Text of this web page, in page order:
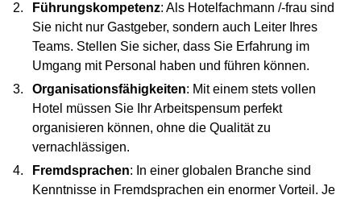
Führungskompetenz: Als Hotelfachmann /-frau sind
Sie nicht nur Gastgeber, sondern auch Leiter Ihres
Teams. Stellen Sie sicher, dass Sie Erfahrung im
Umgang mit Personal haben und führen können.
Organisationsfähigkeiten: Mit einem stets vollen
Hotel müssen Sie Ihr Arbeitspensum perfekt
organisieren können, ohne die Qualität zu
vernachlässigen.
Fremdsprachen: In einer globalen Branche sind
Kenntnisse in Fremdsprachen ein enormer Vorteil. Je